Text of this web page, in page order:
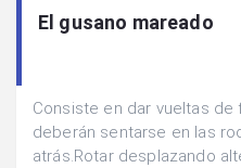
El gusano mareado
Consiste en dar vueltas
deberán sentarse en las
atrás.Rotar desplazando